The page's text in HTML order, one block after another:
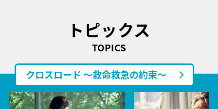
トピックス
TOPICS
クロスロード ～救命救急の約束～